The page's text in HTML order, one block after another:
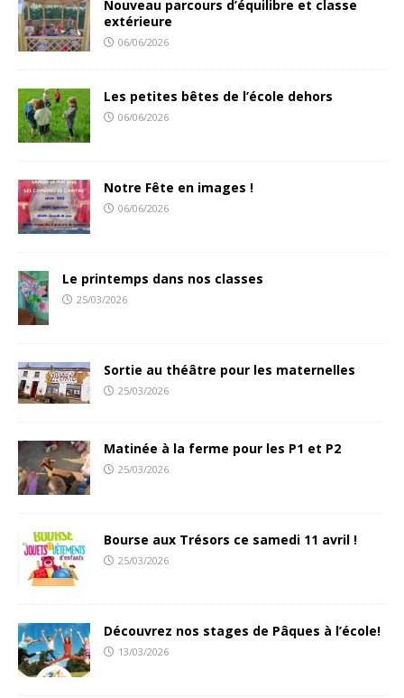
Nouveau parcours d’équilibre et classe
extérieure
06/06/2026
Les petites bêtes de l’école dehors
06/06/2026
Notre Fête en images !
06/06/2026
Le printemps dans nos classes
25/03/2026
Sortie au théâtre pour les maternelles
25/03/2026
Matinée à la ferme pour les P1 et P2
25/03/2026
Bourse aux Trésors ce samedi 11 avril !
25/03/2026
Découvrez nos stages de Pâques à l’école!
13/03/2026